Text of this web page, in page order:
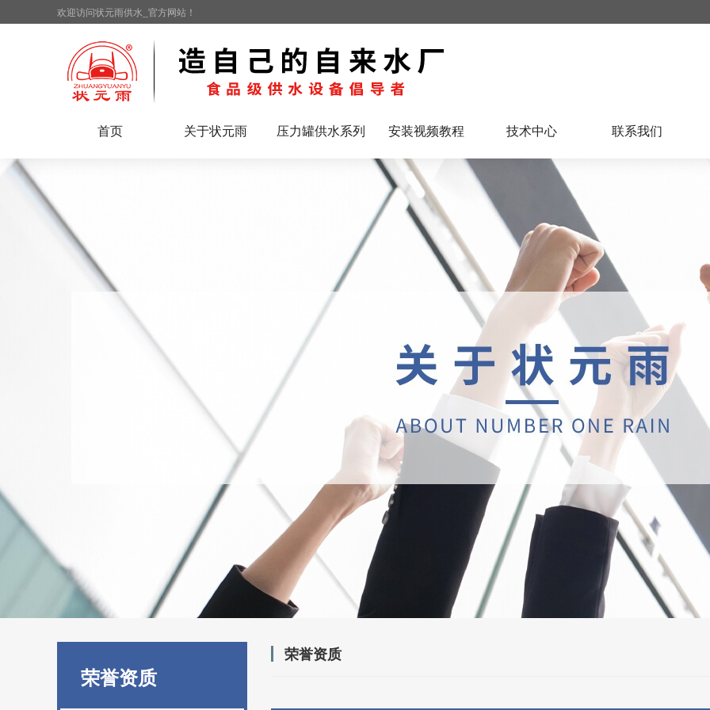
欢迎访问状元雨供水_官方网站！
首页 关于状元雨 压力罐供水系列 安装视频教程 技术中心 联系我们
荣誉资质
荣誉资质